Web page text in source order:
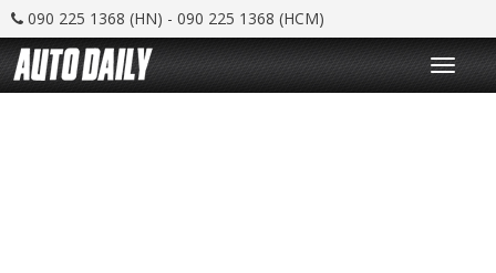
090 225 1368 (HN) - 090 225 1368 (HCM)
T
o
g